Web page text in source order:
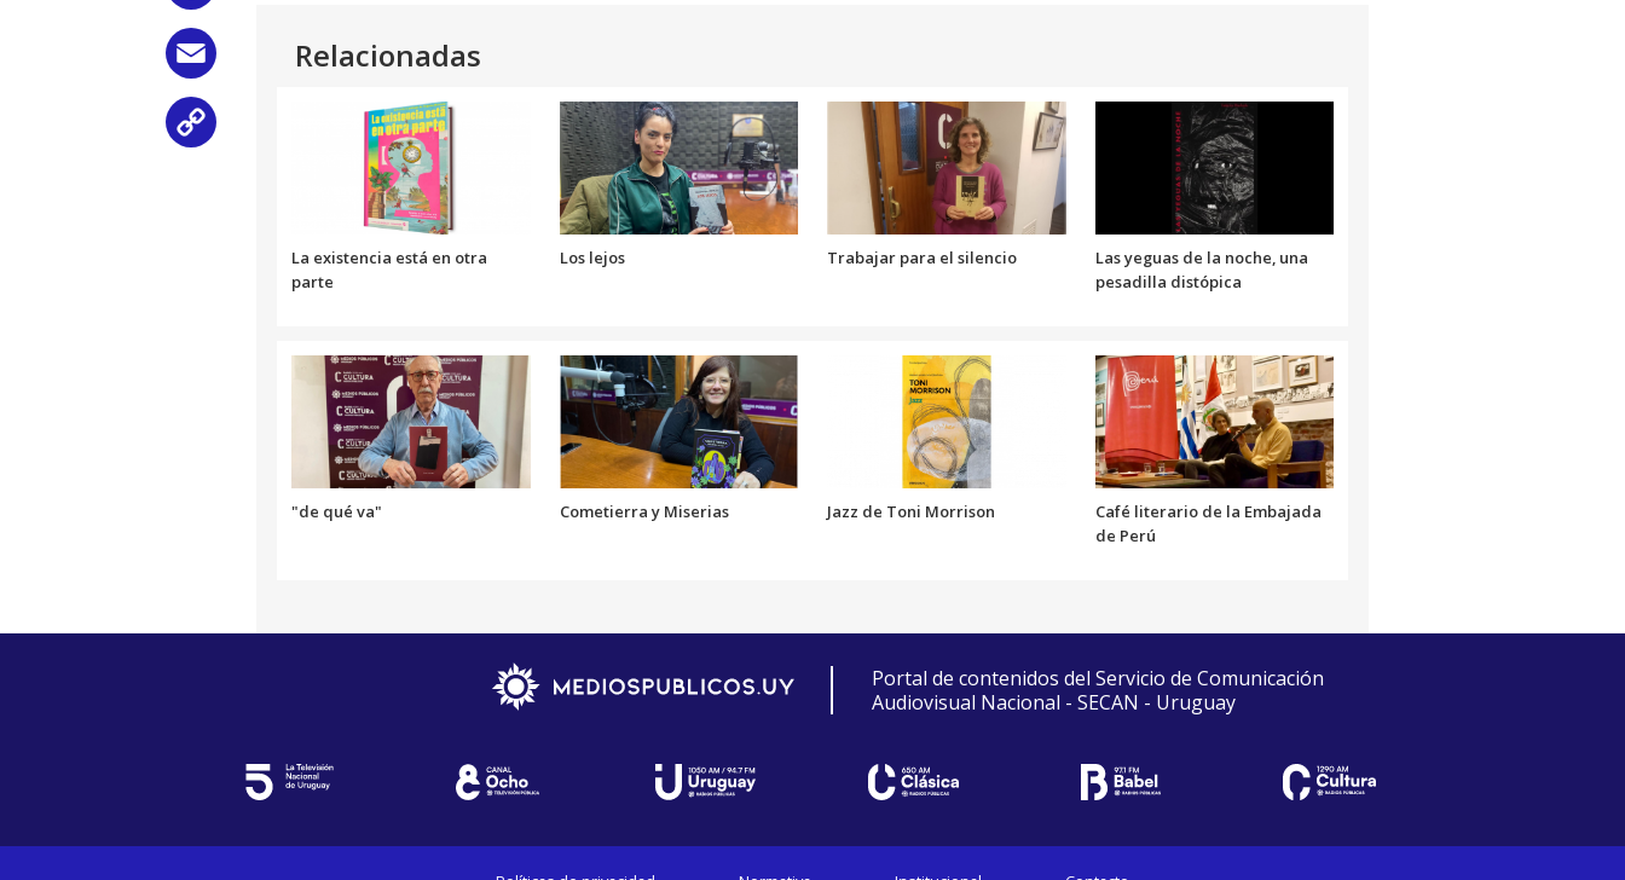
volumen.
Relacionadas
La existencia está en otra
parte
Los lejos Trabajar para el silencio
Las yeguas de la noche, una
pesadilla distópica
"de qué va" Cometierra y Miserias Jazz de Toni Morrison
Café literario de la Embajada
de Perú
Portal de contenidos del Servicio de Comunicación
Audiovisual Nacional - SECAN - Uruguay